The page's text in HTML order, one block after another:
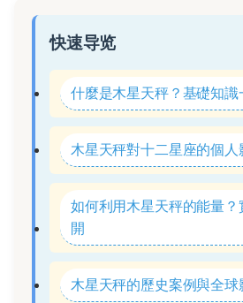
快速导览
什麼是木星天秤？基礎知識
木星天秤對十二星座的個人
如何利用木星天秤的能量？
開
木星天秤的歷史案例與全球